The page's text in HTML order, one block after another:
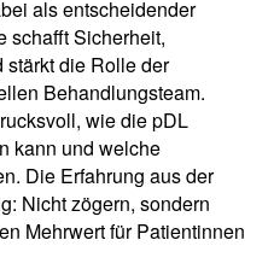
als entscheidender
schafft Sicherheit,
stärkt die Rolle der
Behandlungsteam.
wie die pDL
kann und welche
Die Erfahrung aus der
Nicht zögern, sondern
Mehrwert für Patientinnen